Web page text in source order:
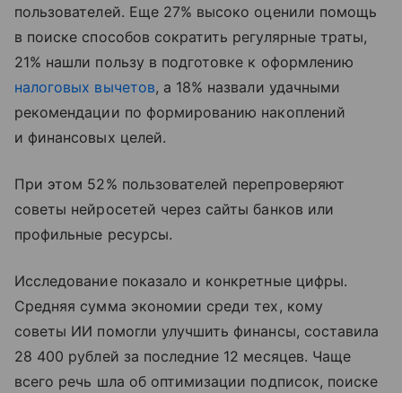
пользователей. Еще 27% высоко оценили помощь
в поиске способов сократить регулярные траты,
21% нашли пользу в подготовке к оформлению
налоговых вычетов, а 18% назвали удачными
рекомендации по формированию накоплений
и финансовых целей.
При этом 52% пользователей перепроверяют
советы нейросетей через сайты банков или
профильные ресурсы.
Исследование показало и конкретные цифры.
Средняя сумма экономии среди тех, кому
советы ИИ помогли улучшить финансы, составила
28 400 рублей за последние 12 месяцев. Чаще
всего речь шла об оптимизации подписок, поиске